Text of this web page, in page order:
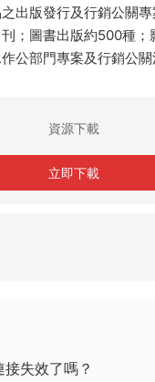
出版發行及行銷公關
；圖書出版約500種；
公部門專案及行銷公關
資源下載
立即下載
失效了嗎？